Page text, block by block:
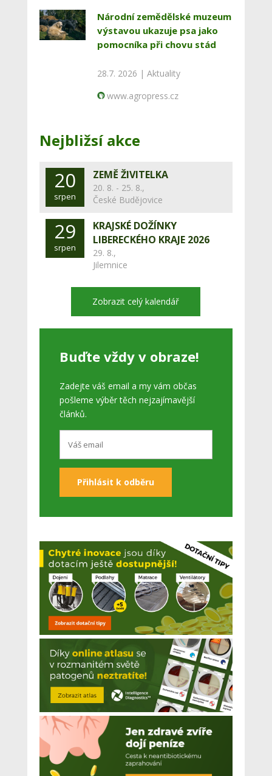
Národní zemědělské muzeum
výstavou ukazuje psa jako
pomocníka při chovu stád
28.7. 2026 | Aktuality
www.agropress.cz
Nejbližsí akce
20
srpen
ZEMĚ ŽIVITELKA
20. 8. - 25. 8.,
České Budějovice
29
srpen
KRAJSKÉ DOŽÍNKY
LIBERECKÉHO KRAJE 2026
29. 8.,
Jilemnice
Zobrazit celý kalendář
Buďte vždy v obraze!
Zadejte váš email a my vám občas
pošleme výběr těch nejzajímavější
článků.